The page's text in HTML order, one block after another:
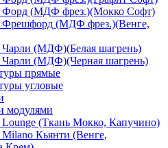
Форд (МДФ фрез.)(Мокко Софт)
Фрешфорд (МДФ фрез.)(Венге,
Чарли (МДФ)(Белая шагрень)
Чарли (МДФ)(Черная шагрень)
прямые
угловые
модулями
Lounge (Ткань Мокко, Капучино)
Кьянти (Венге,